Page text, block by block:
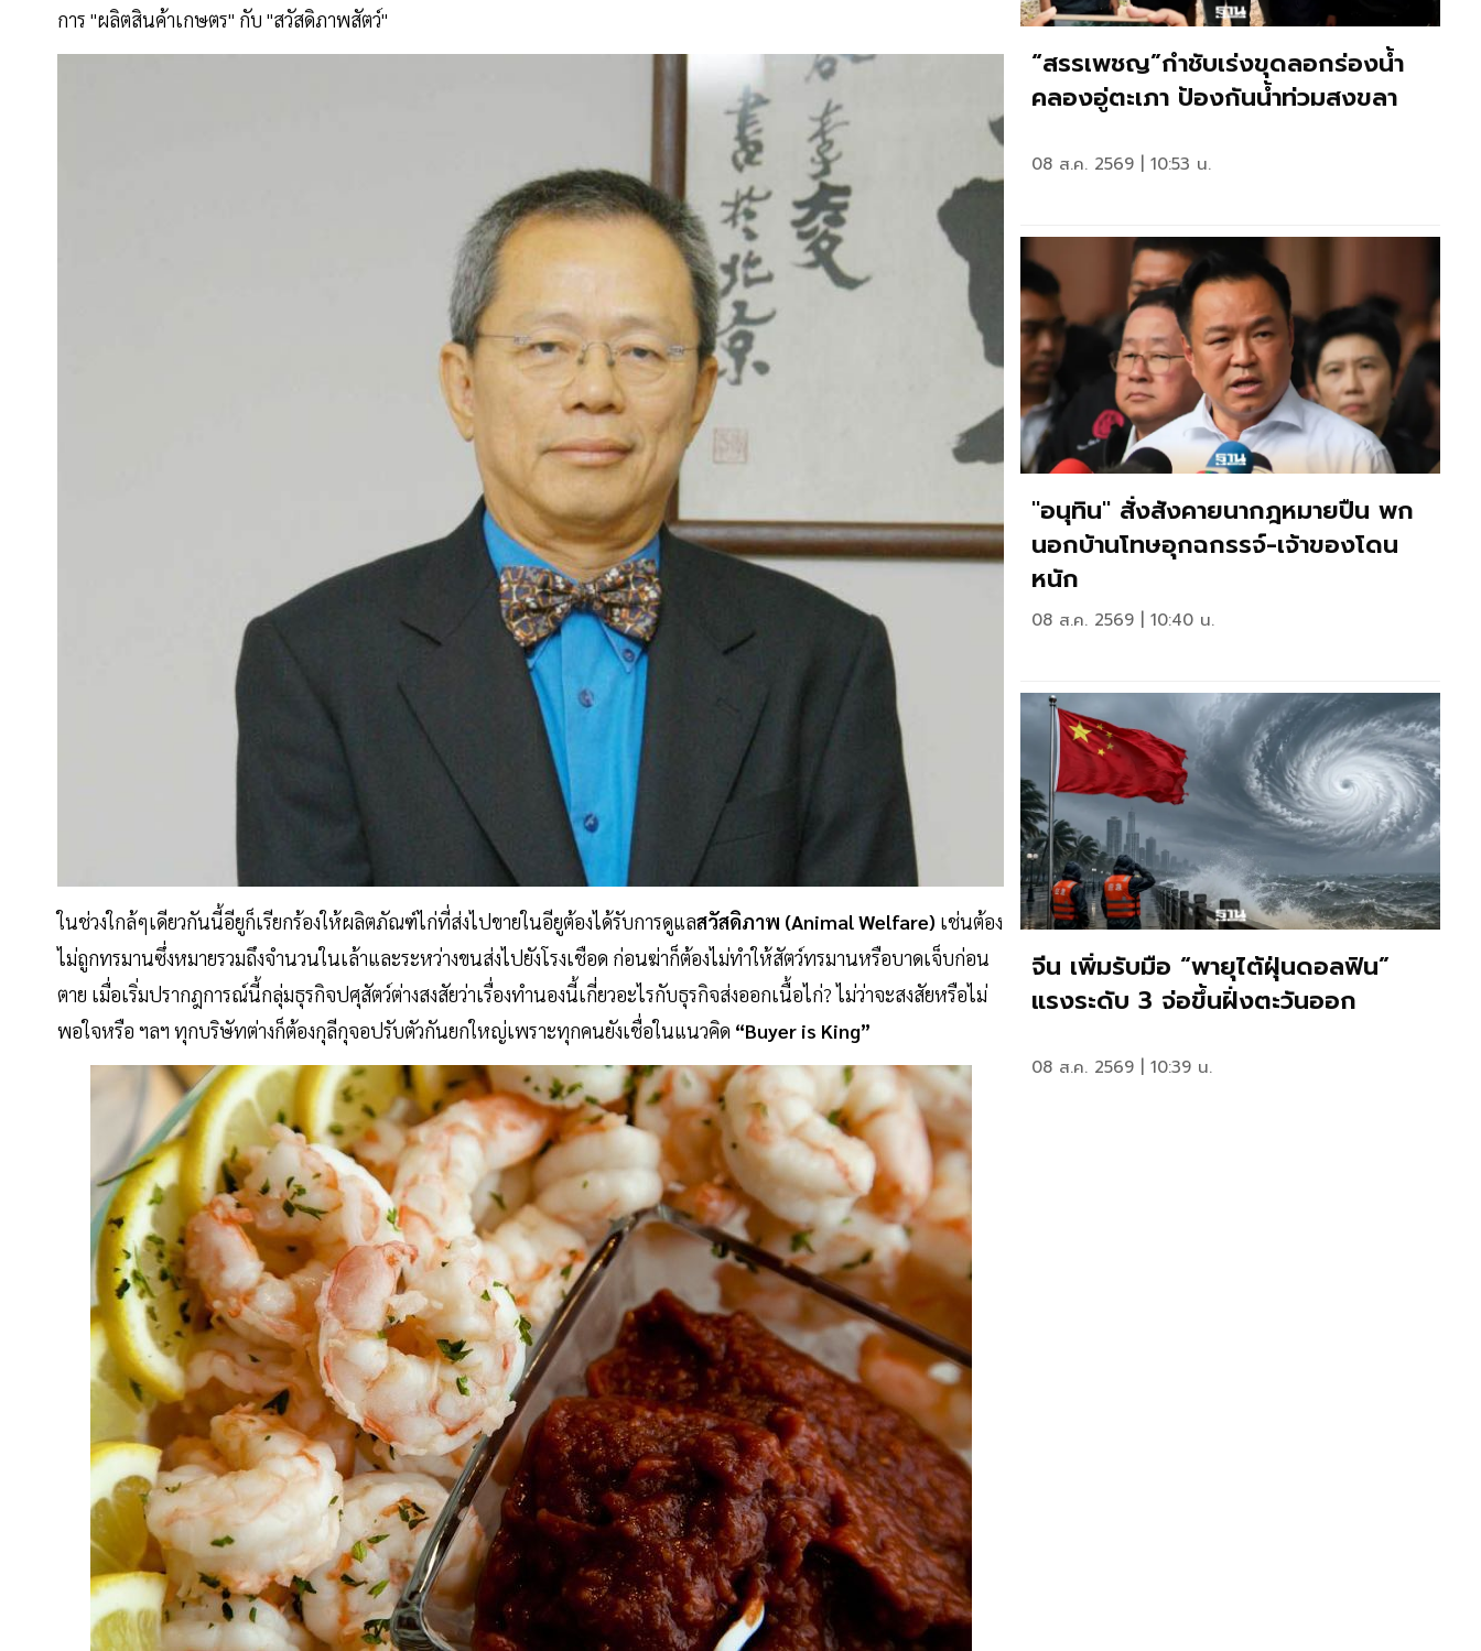
การ "ผลิตสินค้าเกษตร" กับ "สวัสดิภาพสัตว์"
ในช่วงใกล้ๆเดียวกันนี้อียูก็เรียกร้องให้ผลิตภัณฑ์ไก่ที่ส่งไปขายในอียูต้องได้รับการดูแลสวัสดิภาพ (Animal Welfare) เช่นต้อง
ไม่ถูกทรมานซึ่งหมายรวมถึงจำนวนในเล้าและระหว่างขนส่งไปยังโรงเชือด ก่อนฆ่าก็ต้องไม่ทำให้สัตว์ทรมานหรือบาดเจ็บก่อน
ตาย เมื่อเริ่มปรากฎการณ์นี้กลุ่มธุรกิจปศุสัตว์ต่างสงสัยว่าเรื่องทำนองนี้เกี่ยวอะไรกับธุรกิจส่งออกเนื้อไก่? ไม่ว่าจะสงสัยหรือไม่
พอใจหรือ ฯลฯ ทุกบริษัทต่างก็ต้องกุลีกุจอปรับตัวกันยกใหญ่เพราะทุกคนยังเชื่อในแนวคิด “Buyer is King”
“สรรเพชญ”กำชับเร่งขุดลอกร่องน้ำ
คลองอู่ตะเภา ป้องกันน้ำท่วมสงขลา
08 ส.ค. 2569 | 10:53 น.
"อนุทิน" สั่งสังคายนากฎหมายปืน พก
นอกบ้านโทษอุกฉกรรจ์-เจ้าของโดน
หนัก
08 ส.ค. 2569 | 10:40 น.
จีน เพิ่มรับมือ “พายุไต้ฝุ่นดอลฟิน”
แรงระดับ 3 จ่อขึ้นฝั่งตะวันออก
08 ส.ค. 2569 | 10:39 น.